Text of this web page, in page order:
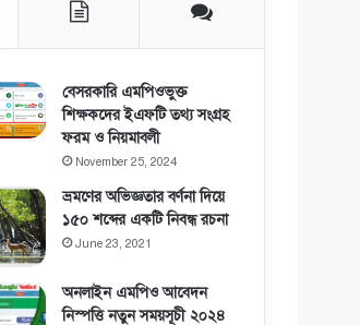
বেসরকারি এমপিওভুক্ত
শিক্ষকদের ইএফটি তথ্য সংগ্রহ
ফরম ও নিয়মাবলী
November 25, 2024
ভ্রমণের অভিজ্ঞতার বর্ণনা দিয়ে
১৫০ শব্দের একটি নিবন্ধ রচনা
June 23, 2021
অনলাইন এমপিও আবেদন
নিস্পত্তি নতুন সময়সূচী ২০২৪